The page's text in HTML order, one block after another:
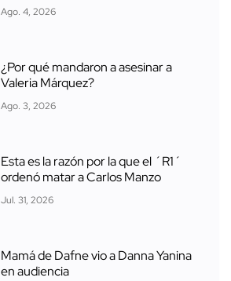
Ago. 4, 2026
¿Por qué mandaron a asesinar a
Valeria Márquez?
Ago. 3, 2026
Esta es la razón por la que el ´R1´
ordenó matar a Carlos Manzo
Jul. 31, 2026
Mamá de Dafne vio a Danna Yanina
en audiencia